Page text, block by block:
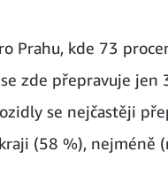
Prahu, kde 73
zde přepravuje jen
se nejčastěji
(58 %), nejméně